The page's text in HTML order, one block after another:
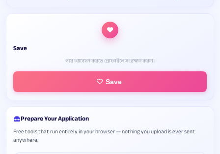
Save
পরে আবেদন করতে প্রোফাইলে সংরক্ষণ করুন।
Save
Prepare Your Application
Free tools that run entirely in your browser — nothing you upload is ever sent
anywhere.